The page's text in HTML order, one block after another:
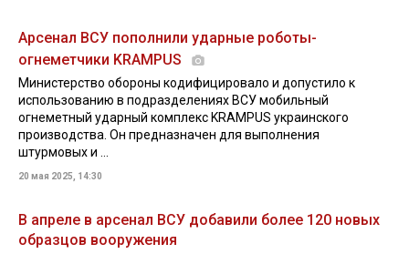
Арсенал ВСУ пополнили ударные роботы-
огнеметчики KRAMPUS
Министерство обороны кодифицировало и допустило к
использованию в подразделениях ВСУ мобильный
огнеметный ударный комплекс KRAMPUS украинского
производства. Он предназначен для выполнения
штурмовых и ...
20 мая 2025, 14:30
В апреле в арсенал ВСУ добавили более 120 новых
образцов вооружения